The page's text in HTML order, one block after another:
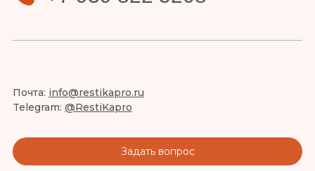
Почта: info@restikapro.ru
Telegram: @RestiKapro
Задать вопрос